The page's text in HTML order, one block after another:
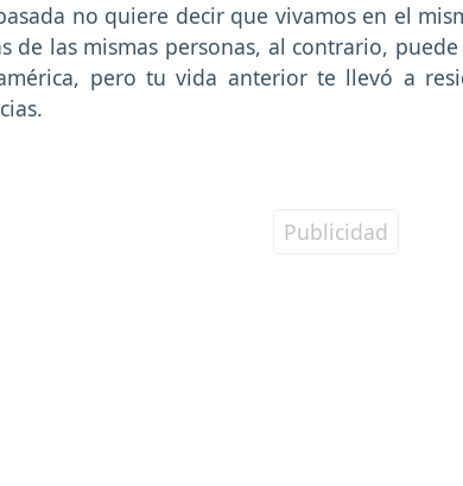
no quiere decir que vivamos en el
de las mismas personas, al contrario,
pero tu vida anterior te llevó a